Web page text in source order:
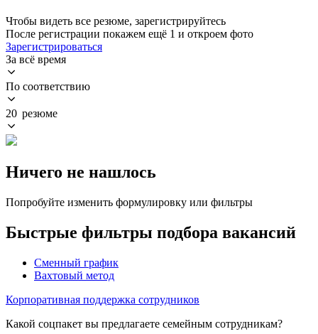
Чтобы видеть все резюме, зарегистрируйтесь
После регистрации покажем ещё 1 и откроем фото
Зарегистрироваться
За всё время
По соответствию
20 резюме
Ничего не нашлось
Попробуйте изменить формулировку или фильтры
Быстрые фильтры подбора вакансий
Сменный график
Вахтовый метод
Корпоративная поддержка сотрудников
Какой соцпакет вы предлагаете семейным сотрудникам?